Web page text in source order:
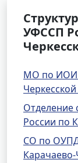
УФССП
МО по
Отделение
России по
СО по